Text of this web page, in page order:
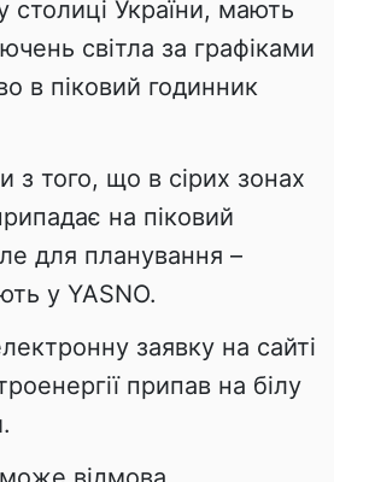
України, мають
світла за графіками
в піковий годинник
з того, що в сірих зонах
на піковий
для планування –
у YASNO.
заявку на сайті
припав на білу